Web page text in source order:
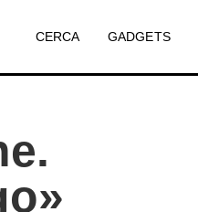
CERCA GADGETS